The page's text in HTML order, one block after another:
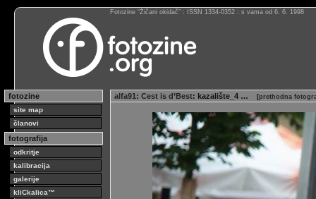
Fotozine “Žičani okidač” : ISSN 1334-0352 : s vama od 6. 6. 1998
fotozine
site map
članovi
fotografija
odkritje
kalibracija
galerije
kliCkalica™
alfa91 : Cest is d’Best: kazalište_4 … [prethodna